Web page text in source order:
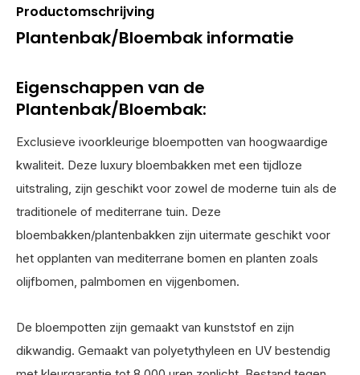
Productomschrijving
Plantenbak/Bloembak informatie
Eigenschappen van de
Plantenbak/Bloembak:
Exclusieve ivoorkleurige bloempotten van hoogwaardige
kwaliteit. Deze luxury bloembakken met een tijdloze
uitstraling, zijn geschikt voor zowel de moderne tuin als de
traditionele of mediterrane tuin. Deze
bloembakken/plantenbakken zijn uitermate geschikt voor
het opplanten van mediterrane bomen en planten zoals
olijfbomen, palmbomen en vijgenbomen.
De bloempotten zijn gemaakt van kunststof en zijn
dikwandig. Gemaakt van polyetythyleen en UV bestendig